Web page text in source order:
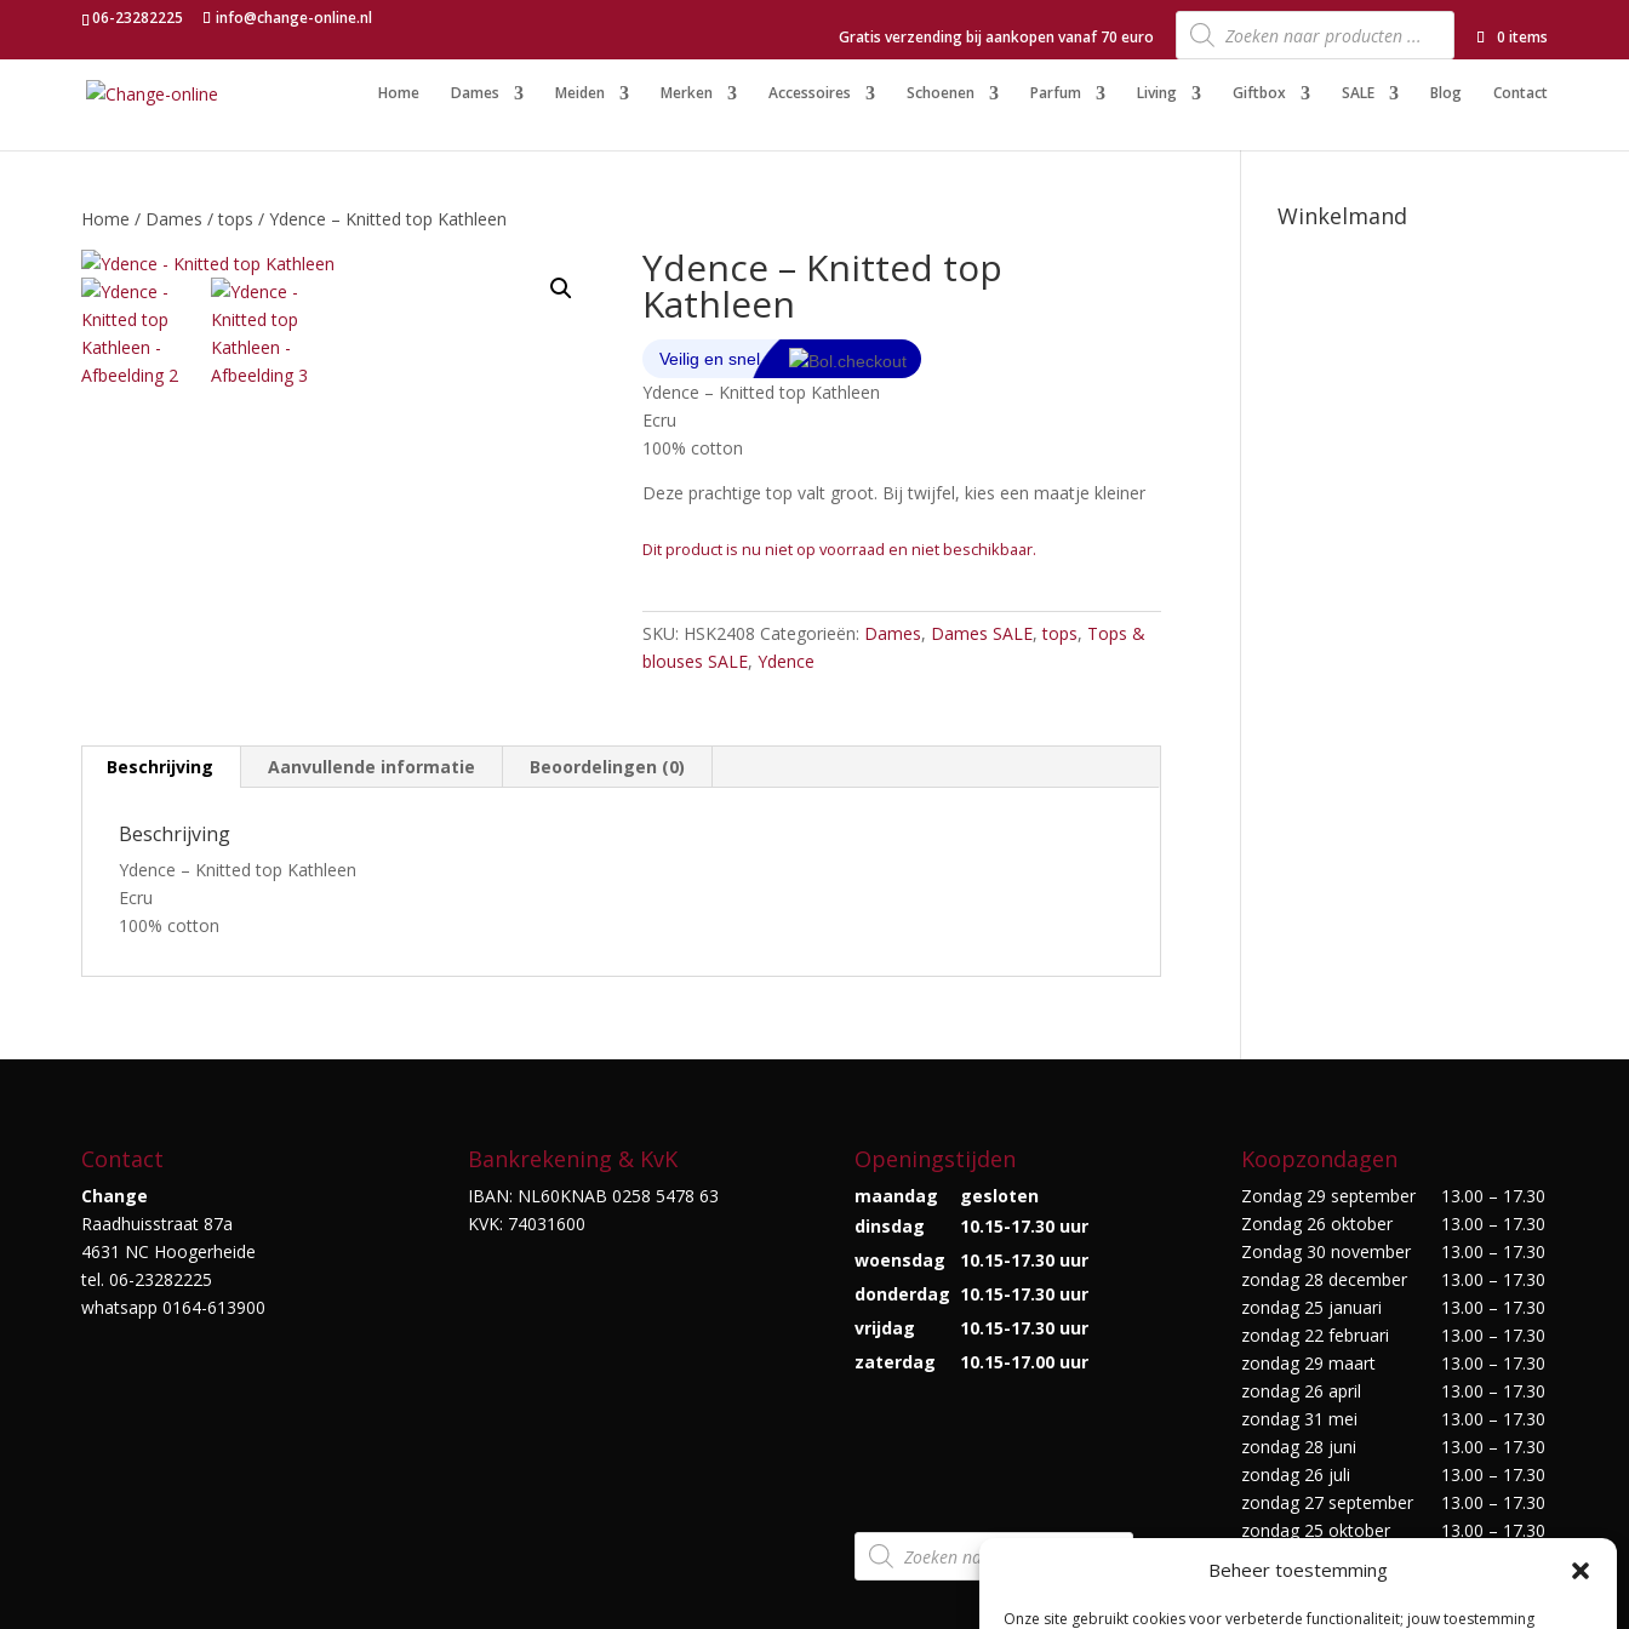
Beheer toestemming
Onze site gebruikt cookies voor verbeterde functionaliteit; jouw toestemming
06-23282225
info@change-online.nl
Gratis verzending bij aankopen vanaf 70 euro
Producten
zoeken 0 items
Home Dames Meiden Merken Accessoires Schoenen Parfum Living Giftbox SALE Blog Contact
Home / Dames /tops / Ydence – Knitted top Kathleen
Ydence – Knitted top
Kathleen
Ydence – Knitted top Kathleen
Ecru
100% cotton
Deze prachtige top valt groot. Bij twijfel, kies een maatje kleiner
Dit product is nu niet op voorraad en niet beschikbaar.
SKU: HSK2408 Categorieën: Dames, Dames SALE,tops, Tops &
blouses SALE,Ydence
Beschrijving Aanvullende informatie Beoordelingen (0)
Beschrijving
Ydence – Knitted top Kathleen
Ecru
100% cotton
Winkelmand
Contact
Change
Raadhuisstraat 87a
4631 NC Hoogerheide
tel. 06-23282225
whatsapp 0164-613900
Bankrekening & KvK
IBAN: NL60KNAB 0258 5478 63
KVK: 74031600
Openingstijden
maandag
gesloten
dinsdag
10.15-17.30 uur
woensdag
10.15-17.30 uur
donderdag 10.15-17.30 uur
vrijdag
10.15-17.30 uur
zaterdag
10.15-17.00 uur
Producten
zoeken
Koopzondagen
Zondag 29 september
13.00 – 17.30
Zondag 26 oktober
13.00 – 17.30
Zondag 30 november
13.00 – 17.30
zondag 28 december
13.00 – 17.30
zondag 25 januari
13.00 – 17.30
zondag 22 februari
13.00 – 17.30
zondag 29 maart
13.00 – 17.30
zondag 26 april
13.00 – 17.30
zondag 31 mei
13.00 – 17.30
zondag 28 juni
13.00 – 17.30
zondag 26 juli
13.00 – 17.30
zondag 27 september
13.00 – 17.30
zondag 25 oktober
13.00 – 17.30
zondag 27 december